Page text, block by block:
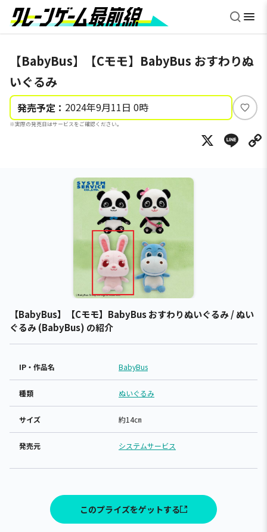
【BabyBus】【Cモモ】BabyBus おすわりぬ
いぐるみ
発売予定： 2024年9月11日 0時
※実際の発売日はサービスをご確認ください。
い
ね
X
【BabyBus】【Cモモ】BabyBus おすわりぬいぐるみ / ぬい
ぐるみ (BabyBus) の紹介
IP・作品名 BabyBus
種類 ぬいぐるみ
サイズ 約14㎝
発売元 システムサービス
このプライズをゲットする